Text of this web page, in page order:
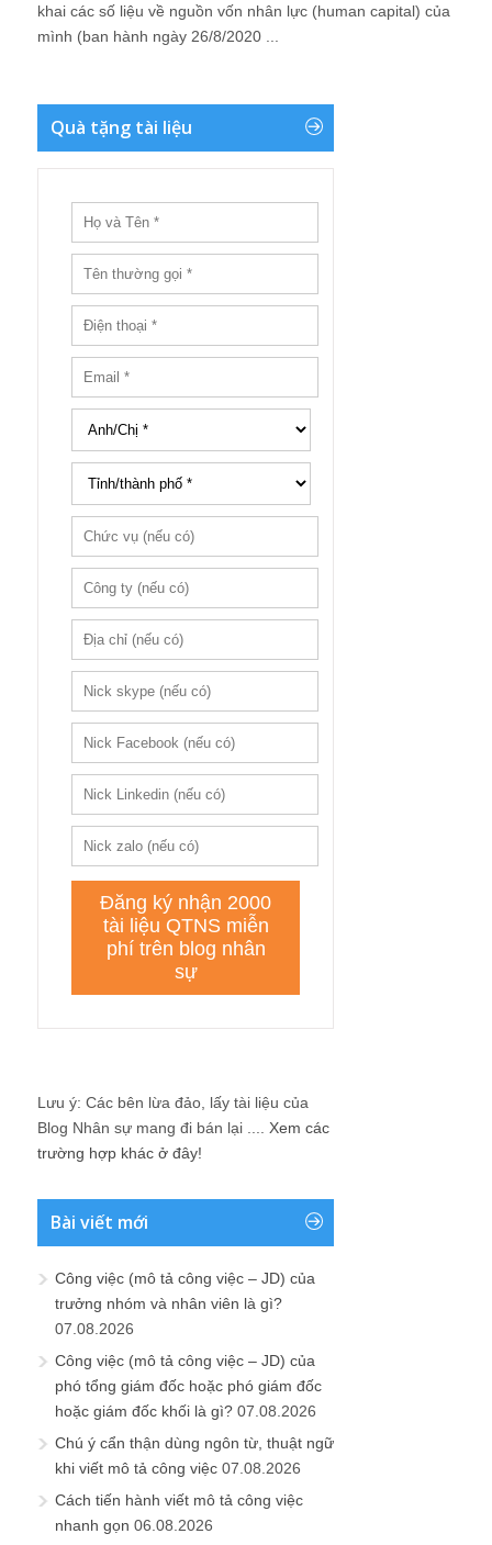
khai các số liệu về nguồn vốn nhân lực (human capital) của
mình (ban hành ngày 26/8/2020 ...
Quà tặng tài liệu
Lưu ý: Các bên lừa đảo, lấy tài liệu của
Blog Nhân sự mang đi bán lại .... Xem các
trường hợp khác ở đây!
Bài viết mới
Công việc (mô tả công việc – JD) của
trưởng nhóm và nhân viên là gì?
07.08.2026
Công việc (mô tả công việc – JD) của
phó tổng giám đốc hoặc phó giám đốc
hoặc giám đốc khối là gì? 07.08.2026
Chú ý cẩn thận dùng ngôn từ, thuật ngữ
khi viết mô tả công việc 07.08.2026
Cách tiến hành viết mô tả công việc
nhanh gọn 06.08.2026